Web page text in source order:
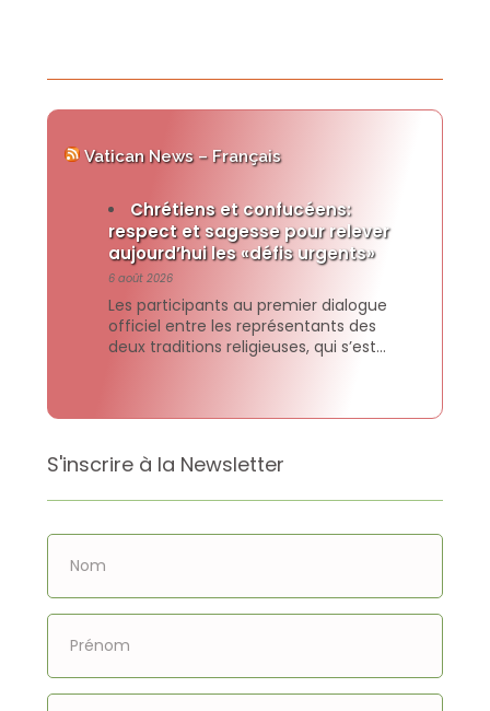
Vatican News – Français
Chrétiens et confucéens:
respect et sagesse pour relever
aujourd’hui les «défis urgents»
6 août 2026
Les participants au premier dialogue
officiel entre les représentants des
deux traditions religieuses, qui s’est
croitre l’amitié et de collaborer pour
construire des sociétés où chaque
S'inscrire à la Newsletter